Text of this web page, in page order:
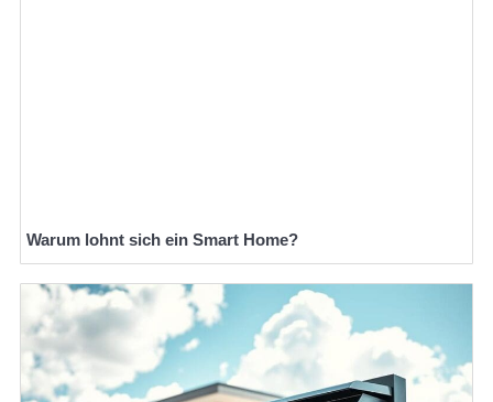
Warum lohnt sich ein Smart Home?